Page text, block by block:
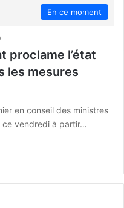
En ce moment
proclame l’état
les mesures
en conseil des ministres
ce vendredi à partir…